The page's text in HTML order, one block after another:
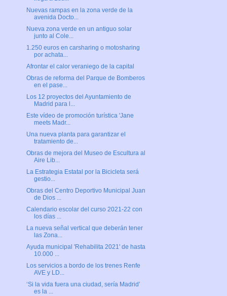
Nuevas rampas en la zona verde de la
avenida Docto...
Nueva zona verde en un antiguo solar
junto al Cole...
1.250 euros en carsharing o motosharing
por achata...
Afrontar el calor veraniego de la capital
Obras de reforma del Parque de Bomberos
en el pase...
Los 12 proyectos del Ayuntamiento de
Madrid para l...
Este vídeo de promoción turística 'Jane
meets Madr...
Una nueva planta para garantizar el
tratamiento de...
Obras de mejora del Museo de Escultura al
Aire Lib...
La Estrategia Estatal por la Bicicleta será
gestio...
Obras del Centro Deportivo Municipal Juan
de Dios ...
Calendario escolar del curso 2021-22 con
los días ...
La nueva señal vertical que deberán tener
las Zona...
Ayuda municipal 'Rehabilita 2021' de hasta
10.000 ...
Los servicios a bordo de los trenes Renfe
AVE y LD...
‘Si la vida fuera una ciudad, sería Madrid’
es la ...